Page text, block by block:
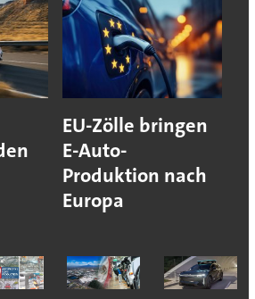
EU-Zölle bringen
E-Auto-
Produktion nach
Europa